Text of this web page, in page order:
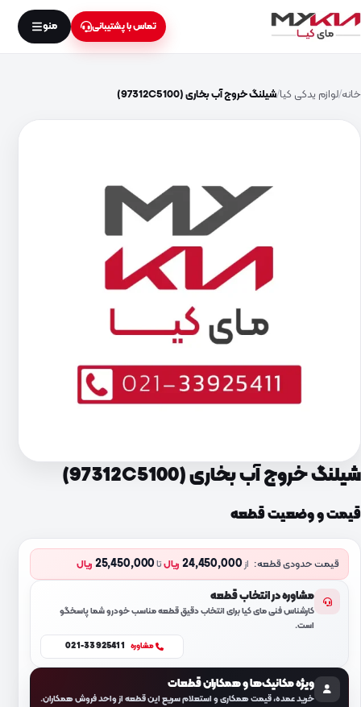
تماس با پشتیبانی منو
خانه لوازم یدکی کیا شیلنگ خروج آب بخاری (97312C5100)
شیلنگ خروج آب بخاری (97312C5100)
قیمت و وضعیت قطعه
قیمت حدودی قطعه: از24,450,000 ریالتا25,450,000 ریال
مشاوره در انتخاب قطعه
کارشناس فنی مای کیا برای انتخاب دقیق قطعه مناسب خودرو شما پاسخگو
است.
مشاوره 021-33925411
ویژه مکانیک‌ها و همکاران قطعات
خرید عمده، قیمت همکاری و استعلام سریع این قطعه از واحد فروش همکاران.